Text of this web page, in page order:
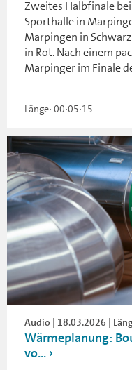
Zweites Halbfinale
Sporthalle in
Marpingen in Schwarz
in Rot. Nach einem
Marpinger im Finale
Länge: 00:05:15
Audio | 18.03.2026 |
Wärmeplanung:
vo...